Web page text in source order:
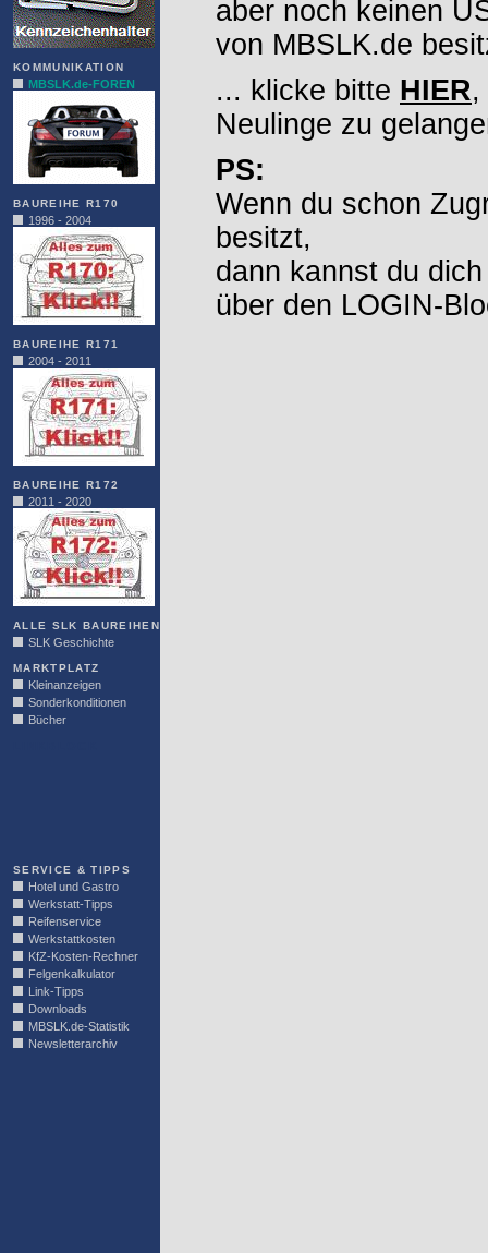
KOMMUNIKATION
MBSLK.de-FOREN
BAUREIHE R170
1996 - 2004
BAUREIHE R171
2004 - 2011
BAUREIHE R172
2011 - 2020
ALLE SLK BAUREIHEN
SLK Geschichte
MARKTPLATZ
Kleinanzeigen
Sonderkonditionen
Bücher
SERVICE & TIPPS
Hotel und Gastro
Werkstatt-Tipps
Reifenservice
Werkstattkosten
KfZ-Kosten-Rechner
Felgenkalkulator
Link-Tipps
Downloads
MBSLK.de-Statistik
Newsletterarchiv
aber noch keinen
von MBSLK.de
... klicke bitte HIER,
Neulinge zu
PS:
Wenn du schon
besitzt,
dann kannst du
über den LOGIN-